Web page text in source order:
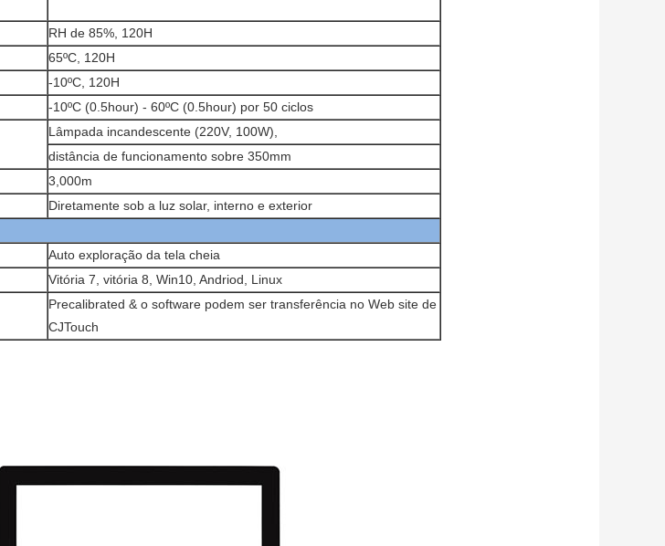
RH de 85%, 120H
65ºC, 120H
-10ºC, 120H
-10ºC (0.5hour) - 60ºC (0.5hour) por 50 ciclos
Lâmpada incandescente (220V, 100W),
distância de funcionamento sobre 350mm
3,000m
Diretamente sob a luz solar, interno e exterior
Auto exploração da tela cheia
Vitória 7, vitória 8, Win10, Andriod, Linux
Precalibrated & o software podem ser transferência no Web site de
CJTouch